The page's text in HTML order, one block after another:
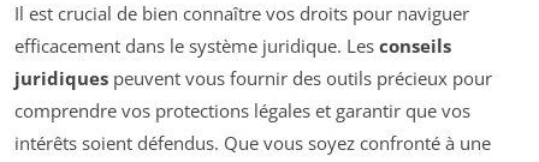
Il est crucial de bien connaître vos droits pour naviguer
efficacement dans le système juridique. Les conseils
juridiques peuvent vous fournir des outils précieux pour
comprendre vos protections légales et garantir que vos
intérêts soient défendus. Que vous soyez confronté à une